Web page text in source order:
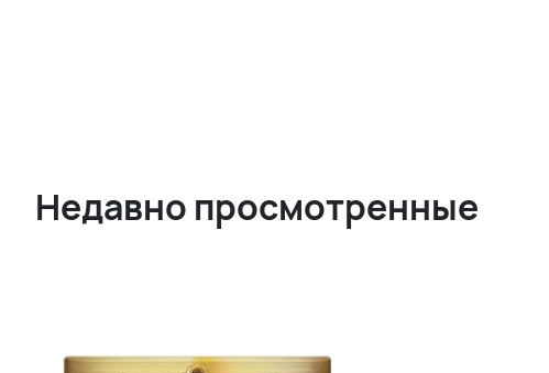
Недавно просмотренные